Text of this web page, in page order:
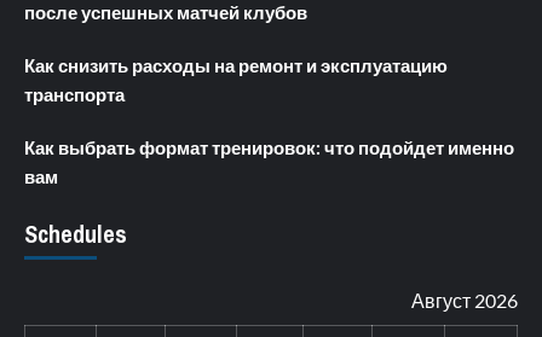
после успешных матчей клубов
Как снизить расходы на ремонт и эксплуатацию
транспорта
Как выбрать формат тренировок: что подойдет именно
вам
Schedules
Август 2026